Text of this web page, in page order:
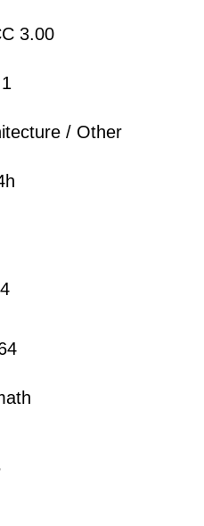
3.00
/ Other